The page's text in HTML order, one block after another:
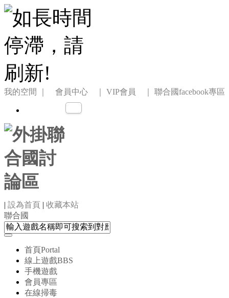
我的空間 ｜ 會員中心 ｜ VIP會員 ｜ 聯合國facebook專區
| 設為首頁 | 收藏本站
聯合國
首頁Portal
線上遊戲BBS
手機遊戲
會員專區
在線掃毒